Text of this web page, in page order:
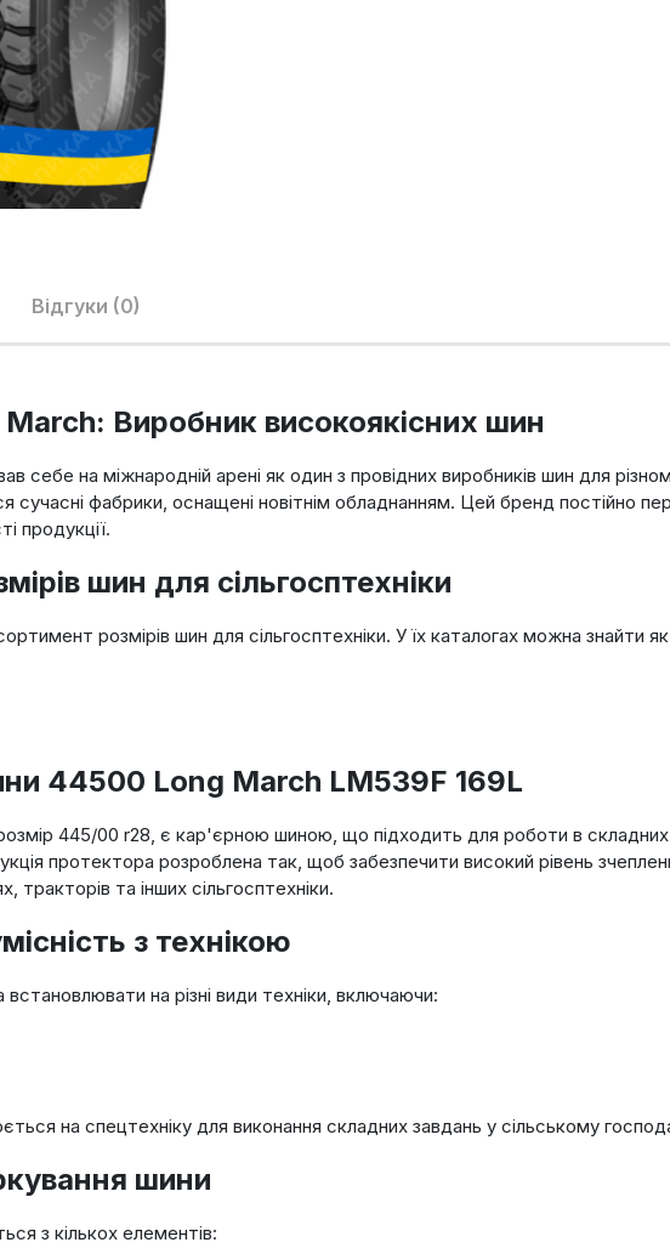
Відгуки (0)
Виробник високоякісних шин
себе на міжнародній арені як один з провідних виробників шин для
сучасні фабрики, оснащені новітнім обладнанням. Цей бренд постійно
продукції.
шин для сільгосптехніки
розмірів шин для сільгосптехніки. У їх каталогах можна знайти як
44500 Long March LM539F 169L
445/00 r28, є кар'єрною шиною, що підходить для роботи в складних
протектора розроблена так, щоб забезпечити високий рівень
тракторів та інших сільгосптехніки.
з технікою
на різні види техніки, включаючи:
на спецтехніку для виконання складних завдань у сільському
шини
з кількох елементів: